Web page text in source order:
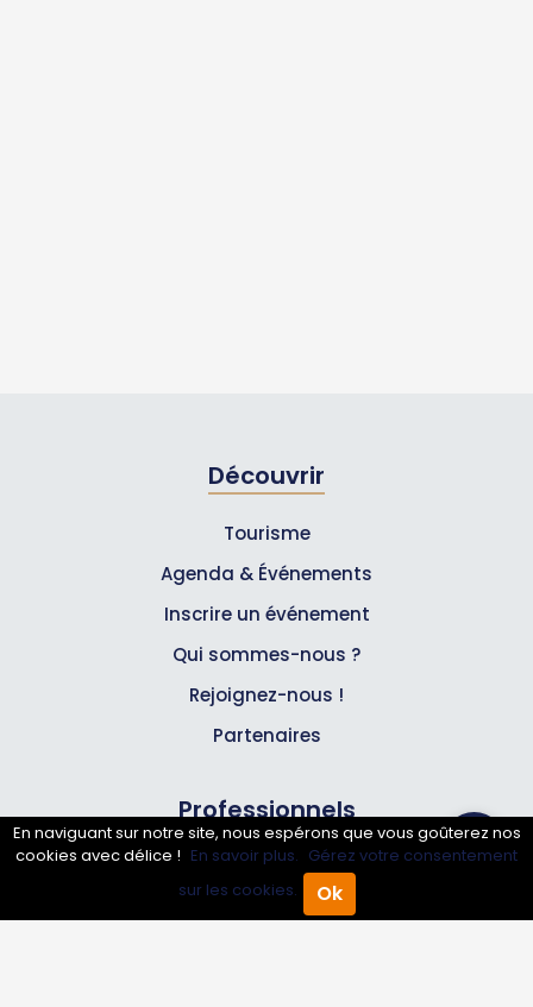
Annuaire Pro Agenda
Découvrir
Tourisme
Agenda & Événements
Inscrire un événement
Qui sommes-nous ?
Rejoignez-nous !
Partenaires
Professionnels
Annuaire pro
Inscrire mon entreprise
En naviguant sur notre site, nous espérons que vous goûterez nos
cookies avec délice ! En savoir plus. Gérez votre consentement
sur les cookies.
Ok